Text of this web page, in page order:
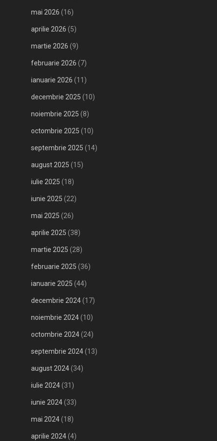
mai 2026 (16)
aprilie 2026 (5)
martie 2026 (9)
februarie 2026 (7)
ianuarie 2026 (11)
decembrie 2025 (10)
noiembrie 2025 (8)
octombrie 2025 (10)
septembrie 2025 (14)
august 2025 (15)
iulie 2025 (18)
iunie 2025 (22)
mai 2025 (26)
aprilie 2025 (38)
martie 2025 (28)
februarie 2025 (36)
ianuarie 2025 (44)
decembrie 2024(17)
noiembrie 2024(10)
octombrie 2024(24)
septembrie 2024(13)
august 2024(34)
iulie 2024(31)
iunie 2024(33)
mai 2024(18)
aprilie 2024(4)